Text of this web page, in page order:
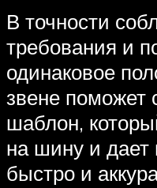
В точности
требования и
одинаковое
звене поможет
шаблон,
на шину и дает
быстро и